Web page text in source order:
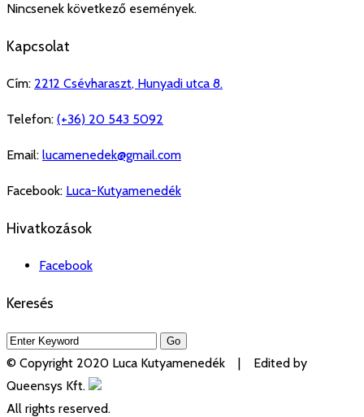
Nincsenek következő események.
Kapcsolat
Cím: 2212 Csévharaszt, Hunyadi utca 8.
Telefon: (+36) 20 543 5092
Email: lucamenedek@gmail.com
Facebook: Luca-Kutyamenedék
Hivatkozások
Facebook
Keresés
© Copyright 2020 Luca Kutyamenedék | Edited by
Queensys Kft.
All rights reserved.